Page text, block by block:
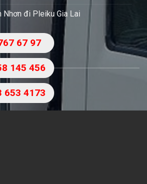
Nhơn đi Pleiku Gia Lai
67 97
653 4173
145 456